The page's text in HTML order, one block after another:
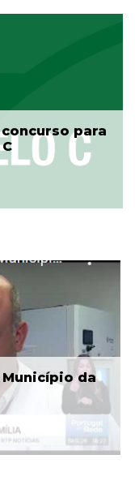
para
da